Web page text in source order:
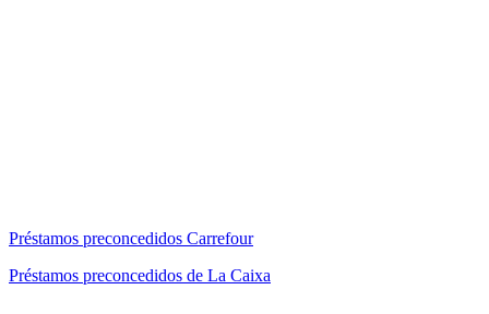
Préstamos preconcedidos Carrefour
Préstamos preconcedidos de La Caixa